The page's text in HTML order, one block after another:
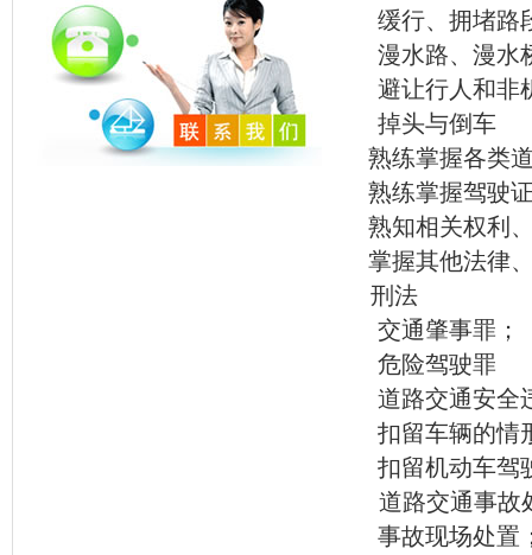
缓行、拥堵路
漫水路、漫水
避让行人和非
掉头与倒车
熟练掌握各类
熟练掌握驾驶
熟知相关权利
掌握其他法律
刑法
交通肇事罪；
危险驾驶罪
道路交通安全
扣留车辆的情
扣留机动车驾
道路交通事故
事故现场处置